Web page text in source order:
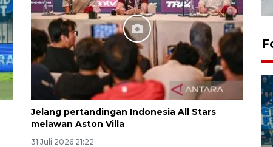
Jelang pertandingan Indonesia All Stars
melawan Aston Villa
31 Juli 2026 21:22